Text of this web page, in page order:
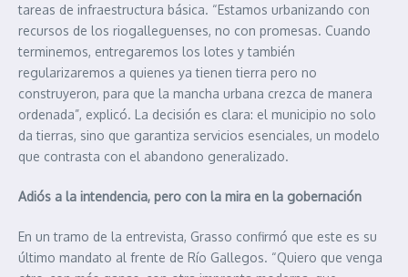
tareas de infraestructura básica. “Estamos urbanizando con
recursos de los riogalleguenses, no con promesas. Cuando
terminemos, entregaremos los lotes y también
regularizaremos a quienes ya tienen tierra pero no
construyeron, para que la mancha urbana crezca de manera
ordenada”, explicó. La decisión es clara: el municipio no solo
da tierras, sino que garantiza servicios esenciales, un modelo
que contrasta con el abandono generalizado.
Adiós a la intendencia, pero con la mira en la gobernación
En un tramo de la entrevista, Grasso confirmó que este es su
último mandato al frente de Río Gallegos. “Quiero que venga